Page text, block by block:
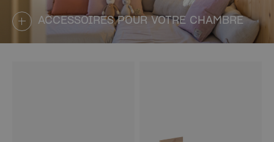
ACCESSOIRES POUR VOTRE CHAMBRE